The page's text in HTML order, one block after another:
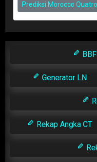
Prediksi Morocco
Generator LN
Rekap Angka CT